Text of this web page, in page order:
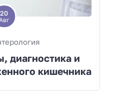
20
диагностика и
кишечника